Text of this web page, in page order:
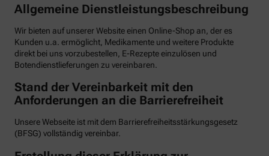
Allgemeine Dienstleistungsbeschreibung
Wir bieten auf unserer Website einen Online-Shop an, der es
Kunden u.a. ermöglicht, Medikamente und weitere Produkte
direkt bei uns vorzubestellen, E-Rezepte einzulösen und
Botendienstlieferungen zu vereinbaren.
Stand der Vereinbarkeit mit den
Anforderungen an die Barrierefreiheit
Unsere Webseite ist mit dem Barrierefreiheitsstärkungsgesetz
(BFSG) vollständig vereinbar.